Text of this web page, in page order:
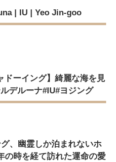
| IU | Yeo Jin-goo
ドーイング】綺麗な海を見
デルーナ#IU#ヨジング
グ、幽霊しか泊まれないホ
の時を経て訪れた運命の愛